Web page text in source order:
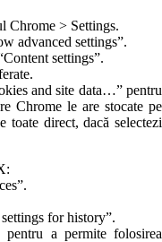
Chrome > Settings.
advanced settings”.
settings”.
and site data…” pentru
Chrome le are stocate pe
toate direct, dacă selectezi
for history”.
pentru a permite folosirea